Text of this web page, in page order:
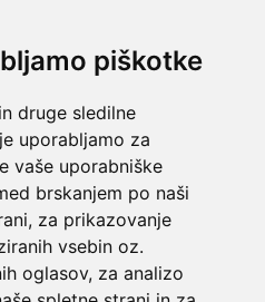
piškotke
druge sledilne
uporabljamo za
vaše uporabniške
brskanjem po naši
za prikazovanje
vsebin oz.
oglasov, za analizo
izkaznic - za izdelovalce in
spletno mesto o državni
portal za podjetja in
portal odprtih podatkov